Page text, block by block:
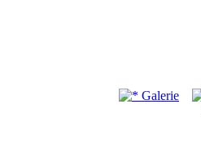
Galerie